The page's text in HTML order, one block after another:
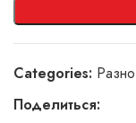
Categories:
Поделиться: